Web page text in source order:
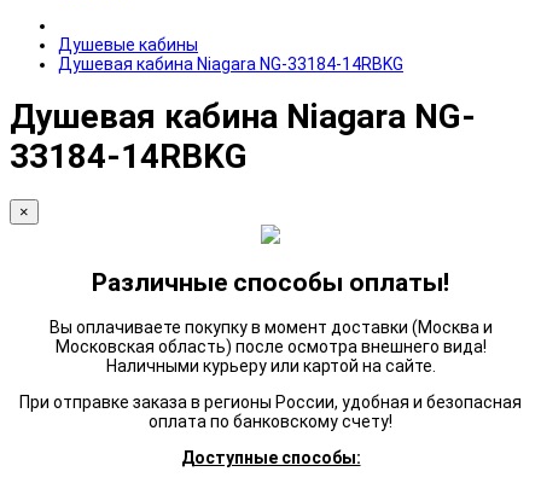
Душевые кабины
Душевая кабина Niagara NG-33184-14RBKG
Душевая кабина Niagara NG-
33184-14RBKG
×
Различные способы оплаты!
Вы оплачиваете покупку в момент доставки (Москва и
Московская область) после осмотра внешнего вида!
Наличными курьеру или картой на сайте.
При отправке заказа в регионы России, удобная и безопасная
оплата по банковскому счету!
Доступные способы: